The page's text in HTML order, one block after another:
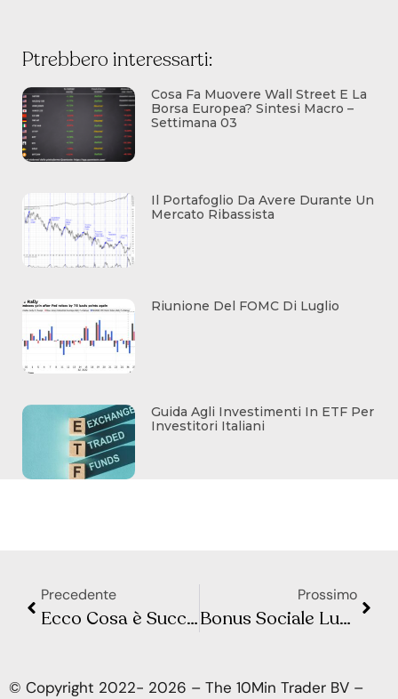
Ptrebbero interessarti:
Cosa Fa Muovere Wall Street E La
Borsa Europea? Sintesi Macro –
Settimana 03
Il Portafoglio Da Avere Durante Un
Mercato Ribassista
Riunione Del FOMC Di Luglio
Guida Agli Investimenti In ETF Per
Investitori Italiani
Precedente
Ecco Cosa è Successo l’Ultima Volta che Trump ha scatenato una Guerra Commerciale con la Cina
Prossimo
Bonus Sociale Luce e Gas 2025: Chi Può Ottenerlo e Come Risparmiare Senza Requisiti
© Copyright 2022- 2026 – The 10Min Trader BV –